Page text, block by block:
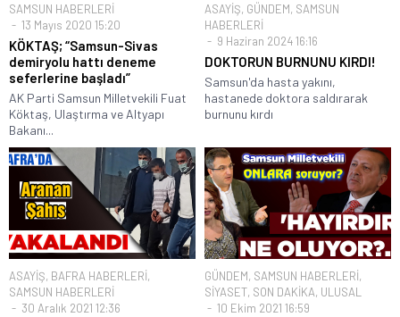
SAMSUN HABERLERİ
13 Mayıs 2020 15:20
KÖKTAŞ; “Samsun-Sivas
demiryolu hattı deneme
seferlerine başladı”
AK Parti Samsun Milletvekili Fuat
Köktaş, Ulaştırma ve Altyapı
Bakanı...
ASAYİŞ, GÜNDEM, SAMSUN
HABERLERİ
9 Haziran 2024 16:16
DOKTORUN BURNUNU KIRDI!
Samsun'da hasta yakını,
hastanede doktora saldırarak
burnunu kırdı
ASAYİŞ, BAFRA HABERLERİ,
SAMSUN HABERLERİ
30 Aralık 2021 12:36
GÜNDEM, SAMSUN HABERLERİ,
SİYASET, SON DAKİKA, ULUSAL
10 Ekim 2021 16:59